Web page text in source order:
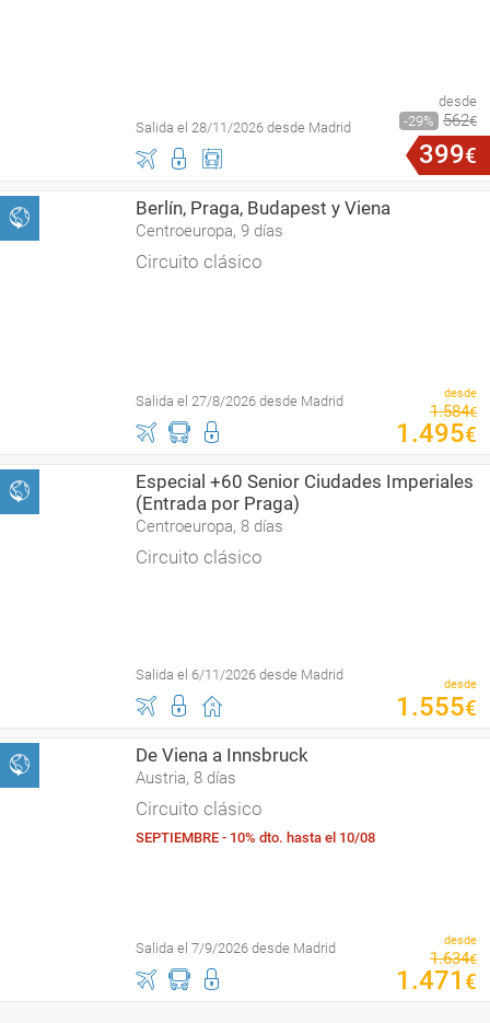
Salida el 28/11/2026 desde Madrid
desde
29
562€
399€
Berlín, Praga, Budapest y Viena
Centroeuropa, 9 días
Circuito clásico
Salida el 27/8/2026 desde Madrid desde
1.584€
1 .495€
Especial +60 Senior Ciudades Imperiales
(Entrada por Praga)
Centroeuropa, 8 días
Circuito clásico
Salida el 6/11/2026 desde Madrid
desde
1 .555€
De Viena a Innsbruck
Austria, 8 días
Circuito clásico
SEPTIEMBRE - 10% dto. hasta el 10/08
Salida el 7/9/2026 desde Madrid desde
1.634€
1 .471 €